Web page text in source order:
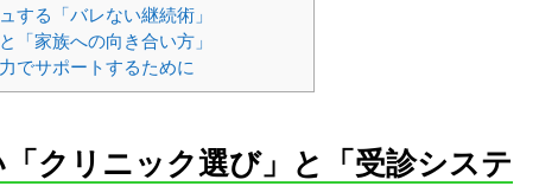
する「バレない継続術」
「家族への向き合い方」
でサポートするために
クリニック選び」と「受診システ